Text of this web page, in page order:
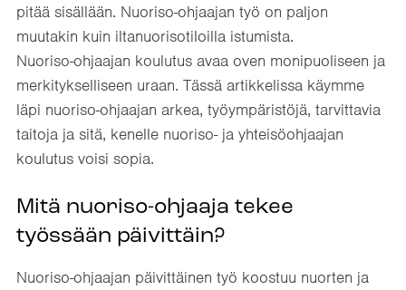
pitää sisällään. Nuoriso-ohjaajan työ on paljon
muutakin kuin iltanuorisotiloilla istumista.
Nuoriso-ohjaajan koulutus avaa oven monipuoliseen ja
merkitykselliseen uraan. Tässä artikkelissa käymme
läpi nuoriso-ohjaajan arkea, työympäristöjä, tarvittavia
taitoja ja sitä, kenelle nuoriso- ja yhteisöohjaajan
koulutus voisi sopia.
Mitä nuoriso-ohjaaja tekee
työssään päivittäin?
Nuoriso-ohjaajan päivittäinen työ koostuu nuorten ja